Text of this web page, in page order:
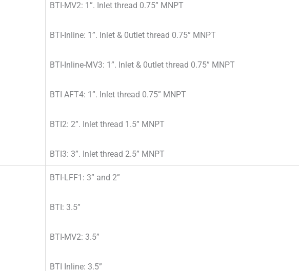
BTI-MV2: 1”. Inlet thread 0.75” MNPT
BTI-Inline: 1”. Inlet & 0utlet thread 0.75” MNPT
BTI-Inline-MV3: 1”. Inlet & 0utlet thread 0.75” MNPT
BTI AFT4: 1”. Inlet thread 0.75” MNPT
BTI2: 2”. Inlet thread 1.5” MNPT
BTI3: 3”. Inlet thread 2.5” MNPT
BTI-LFF1: 3” and 2”
BTI: 3.5”
BTI-MV2: 3.5”
BTI Inline: 3.5”